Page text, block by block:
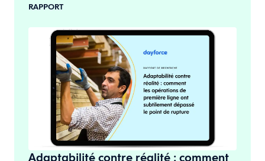
RAPPORT
Adaptabilité contre réalité : comment